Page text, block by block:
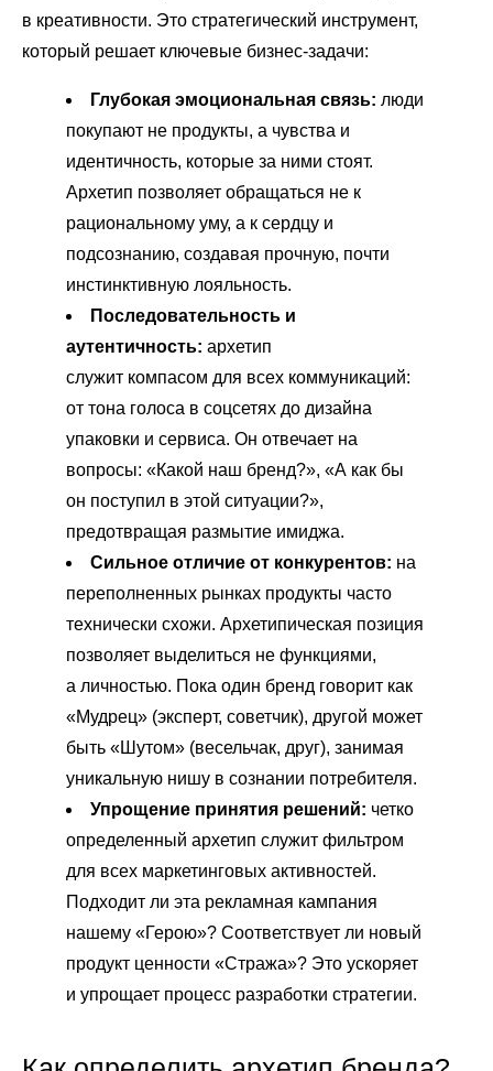
в креативности. Это стратегический инструмент,
который решает ключевые бизнес-задачи:
Глубокая эмоциональная связь: люди
покупают не продукты, а чувства и
идентичность, которые за ними стоят.
Архетип позволяет обращаться не к
рациональному уму, а к сердцу и
подсознанию, создавая прочную, почти
инстинктивную лояльность.
Последовательность и
аутентичность: архетип
служит компасом для всех коммуникаций:
от тона голоса в соцсетях до дизайна
упаковки и сервиса. Он отвечает на
вопросы: «Какой наш бренд?», «А как бы
он поступил в этой ситуации?»,
предотвращая размытие имиджа.
Сильное отличие от конкурентов: на
переполненных рынках продукты часто
технически схожи. Архетипическая позиция
позволяет выделиться не функциями,
а личностью. Пока один бренд говорит как
«Мудрец» (эксперт, советчик), другой может
быть «Шутом» (весельчак, друг), занимая
уникальную нишу в сознании потребителя.
Упрощение принятия решений: четко
определенный архетип служит фильтром
для всех маркетинговых активностей.
Подходит ли эта рекламная кампания
нашему «Герою»? Соответствует ли новый
продукт ценности «Стража»? Это ускоряет
и упрощает процесс разработки стратегии.